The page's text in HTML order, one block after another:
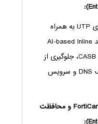
شامل تمامی امکانات بسته‌های UTP به همراه
سرویس‌های پیشرفته‌تری مانند AI-based Inline
Malware Prevention، امنیت CASB، جلوگیری از
نشت داده‌ها (DLP)، فیلترینگ DNS و سرویس
۳ سال پشتیبانی FortiCare Premium و محافظت